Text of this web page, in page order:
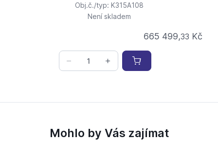
Obj.č./typ: K315A108
Není skladem
665 499,33 Kč
Mohlo by Vás zajímat